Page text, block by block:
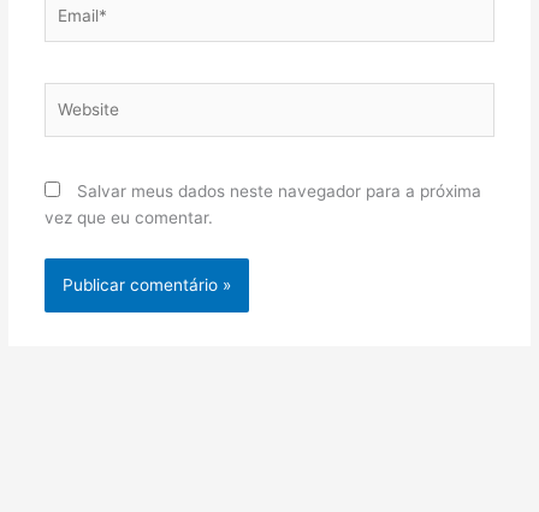
Salvar meus dados neste navegador para a próxima
vez que eu comentar.